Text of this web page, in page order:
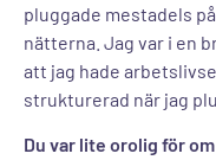
pluggade mestadels
nätterna. Jag var i en
att jag hade
strukturerad när jag
Du var lite orolig för